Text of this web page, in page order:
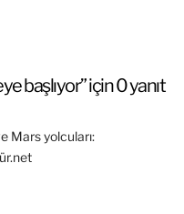
başlıyor” için 0 yanıt
Mars yolcuları: